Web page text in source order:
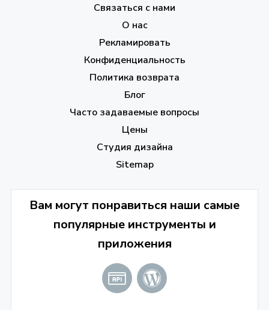
Связаться с нами
О нас
Рекламировать
Конфиденциальность
Политика возврата
Блог
Часто задаваемые вопросы
Цены
Студия дизайна
Sitemap
Вам могут понравиться наши самые
популярные инструменты и
приложения